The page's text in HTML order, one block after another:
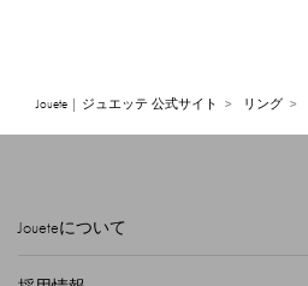
Jouete | ジュエッテ 公式サイト リング
Joueteについて